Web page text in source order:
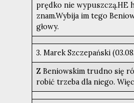
prędko nie wypuszczą.HE
znam.Wybija im tego
głowy.
3. Marek Szczepański
Z Beniowskim trudno się
robić trzeba dla niego.